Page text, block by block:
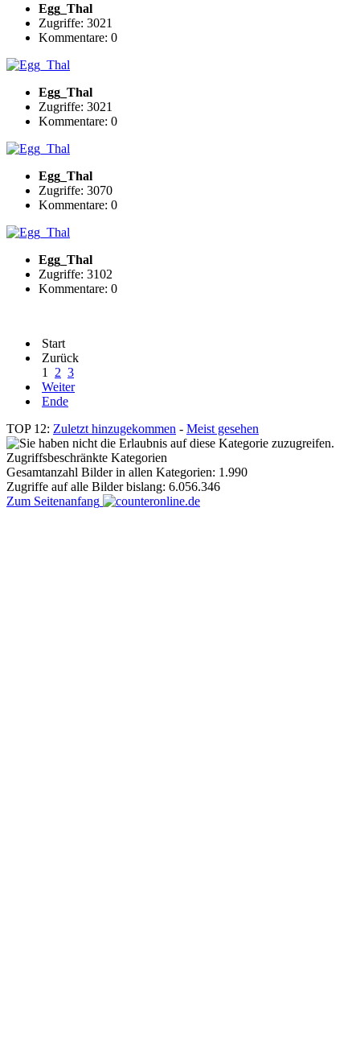
Egg_Thal
Zugriffe: 3021
Kommentare: 0
Egg_Thal
Zugriffe: 3021
Kommentare: 0
Egg_Thal
Zugriffe: 3070
Kommentare: 0
Egg_Thal
Zugriffe: 3102
Kommentare: 0
Start
Zurück
1
2 3
Weiter
Ende
TOP 12: Zuletzt hinzugekommen - Meist gesehen
Zugriffsbeschränkte Kategorien
Gesamtanzahl Bilder in allen Kategorien: 1.990
Zugriffe auf alle Bilder bislang: 6.056.346
Zum Seitenanfang